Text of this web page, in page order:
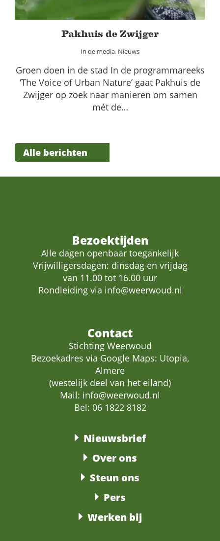
Pakhuis de Zwijger
In de media, Nieuws
Groen doen in de stad In de programmareeks
‘The Voice of Urban Nature’ gaat Pakhuis de
Zwijger op zoek naar manieren om samen
mét de…
Alle berichten
Bezoektijden
Alle dagen openbaar toegankelijk
Vrijwilligersdagen: dinsdag en vrijdag
van 11.00 tot 16.00 uur
Rondleiding via info@weerwoud.nl
Contact
Stichting Weerwoud
Bezoekadres via Google Maps: Utopia,
Almere
(westelijk deel van het eiland)
Mail: info@weerwoud.nl
Bel: 06 1822 8182
Nieuwsbrief
Over ons
Steun ons
Pers
Werken bij